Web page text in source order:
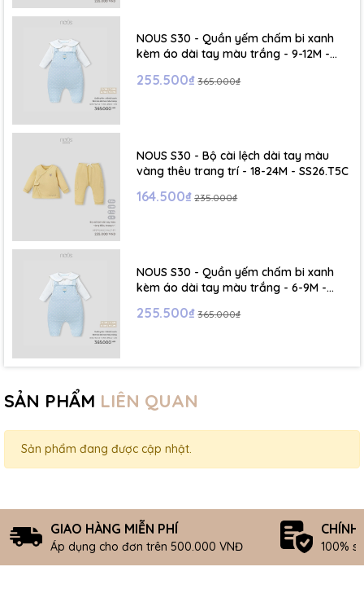
NOUS S30 - Quần yếm chấm bi xanh
kèm áo dài tay màu trắng - 9-12M -
255.500₫ 365.000₫
NOUS S30 - Bộ cài lệch dài tay màu
vàng thêu trang trí - 18-24M - SS26.T5C
164.500₫ 235.000₫
NOUS S30 - Quần yếm chấm bi xanh
kèm áo dài tay màu trắng - 6-9M -
255.500₫ 365.000₫
SẢN PHẨM LIÊN QUAN
Sản phẩm đang được cập nhật.
GIAO HÀNG MIỄN PHÍ
Áp dụng cho đơn trên 500.000 VNĐ
CHÍNH
100%